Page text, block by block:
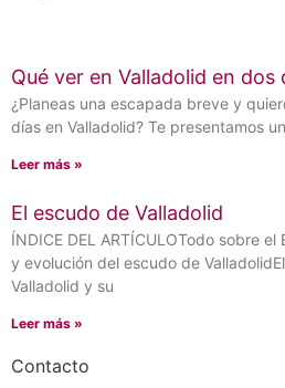
Qué ver en Valladolid en dos
¿Planeas una escapada breve y
días en Valladolid? Te presentamos
Leer más »
El escudo de Valladolid
ÍNDICE DEL ARTÍCULOTodo sobre
y evolución del escudo de
Valladolid y su
Leer más »
Contacto